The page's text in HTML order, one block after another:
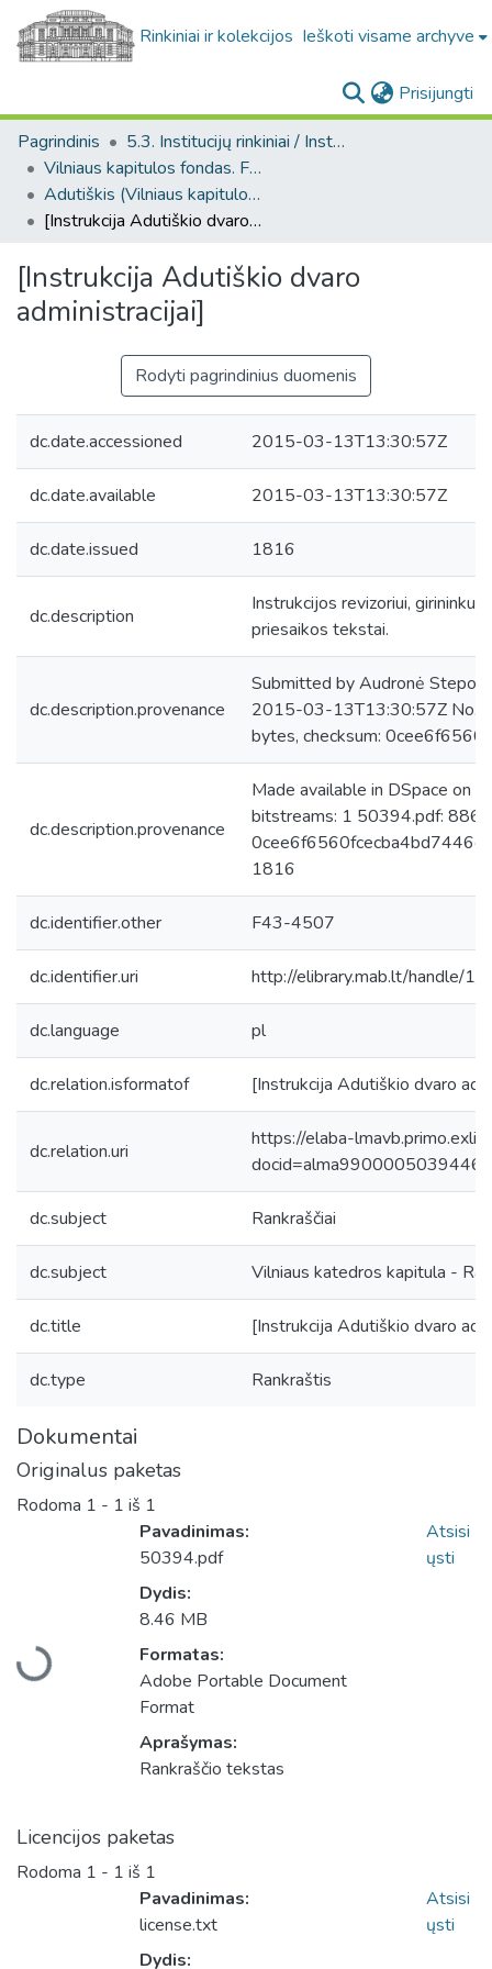
Rinkiniai ir kolekcijos Ieškoti visame archyve
Prisijungti
Pagrindinis
5.3. Institucijų rinkiniai / Institutional collections
Vilniaus kapitulos fondas. F43
Adutiškis (Vilniaus kapitulos fondas. F43. Bažnytinės valdos)
[Instrukcija Adutiškio dvaro administracijai]
[Instrukcija Adutiškio dvaro
administracijai]
Rodyti pagrindinius duomenis
dc.date.accessioned 2015-03-13T13:30:57Z
dc.date.available 2015-03-13T13:30:57Z
dc.date.issued 1816
dc.description
Instrukcijos revizoriui,
priesaikos tekstai.
dc.description.provenance
Submitted by Audronė
2015-03-13T13:30:57Z No.
bytes, checksum:
dc.description.provenance
Made available in DSpace on
bitstreams: 1 50394.pdf:
1816
dc.identifier.other F43-4507
dc.identifier.uri http://elibrary.mab.lt/handle/1/
dc.language pl
dc.relation.isformatof [Instrukcija Adutiškio dvaro
dc.relation.uri
https://elaba-
dc.subject Rankraščiai
dc.subject Vilniaus katedros kapitula -
dc.title [Instrukcija Adutiškio dvaro
dc.type Rankraštis
Dokumentai
Originalus paketas
Rodoma 1 - 1 iš 1
Įkeliama...
Pavadinimas:
50394.pdf
Dydis:
8.46 MB
Formatas:
Adobe Portable Document
Format
Aprašymas:
Rankraščio tekstas
Atsisi
ųsti
Licencijos paketas
Rodoma 1 - 1 iš 1
Pavadinimas:
license.txt
Dydis:
Atsisi
ųsti